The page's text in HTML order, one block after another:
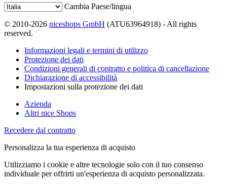
Cambia Paese/lingua
© 2010-2026 niceshops GmbH (ATU63964918) - All rights
reserved.
Informazioni legali e termini di utilizzo
Protezione dei dati
Condizioni generali di contratto e politica di cancellazione
Dichiarazione di accessibilità
Impostazioni sulla protezione dei dati
Azienda
Altri nice Shops
Recedere dal contratto
Personalizza la tua esperienza di acquisto
Utilizziamo i cookie e altre tecnologie solo con il tuo consenso
individuale per offrirti un'esperienza di acquisto personalizzata.